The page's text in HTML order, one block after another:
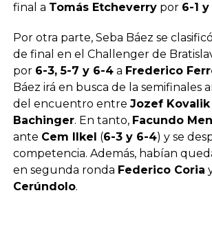
final a Tomás Etcheverrypor 6-1
Por otra parte, Seba Báez se
de final en el Challenger de
por 6-3, 5-7 y 6-4a Frederico
Báez irá en busca de la semifinales
del encuentro entre Jozef Kovalik
Bachinger. En tanto, Facundo
ante Cem Ilkel (6-3 y 6-4) y se
competencia. Además, habían
en segunda ronda Federico Coria
Cerúndolo.